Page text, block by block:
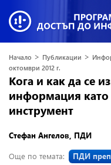
Начало > Публикации >
октомври 2012 г.
Кога и как да се
информация като
инструмент
Стефан Ангелов, ПДИ
Още по темата: ПДИ